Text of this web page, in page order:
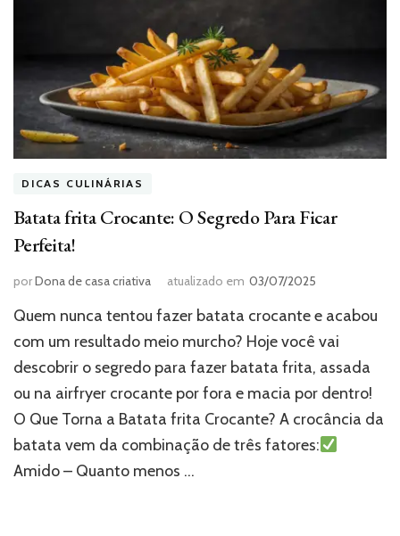
DICAS CULINÁRIAS
Batata frita Crocante: O Segredo Para Ficar
Perfeita!
porDona de casa criativa atualizado em 03/07/2025
Quem nunca tentou fazer batata crocante e acabou
com um resultado meio murcho? Hoje você vai
descobrir o segredo para fazer batata frita, assada
ou na airfryer crocante por fora e macia por dentro!
O Que Torna a Batata frita Crocante? A crocância da
batata vem da combinação de três fatores:
Amido – Quanto menos …